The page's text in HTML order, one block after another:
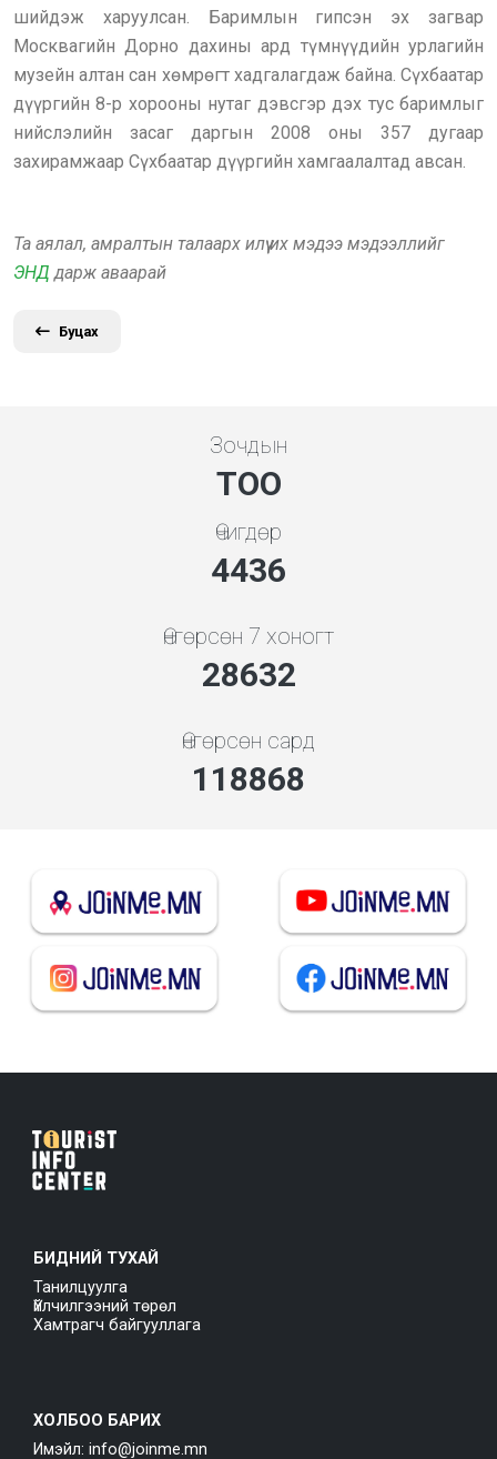
шийдэж харуулсан. Баримлын гипсэн эх загвар
Москвагийн Дорно дахины ард түмнүүдийн урлагийн
музейн алтан сан хөмрөгт хадгалагдаж байна. Сүхбаатар
дүүргийн 8-р хорооны нутаг дэвсгэр дэх тус баримлыг
нийслэлийн засаг даргын 2008 оны 357 дугаар
захирамжаар Сүхбаатар дүүргийн хамгаалалтад авсан.
Та аялал, амралтын талаарх илүү их мэдээ мэдээллийг
ЭНД дарж аваарай
Буцах
Зочдын
ТОО
Өчигдөр
4778
Өнгөрсөн 7 хоногт
30835
Өнгөрсөн сард
128011
БИДНИЙ ТУХАЙ
Танилцуулга
Үйлчилгээний төрөл
Хамтрагч байгууллага
ХОЛБОО БАРИХ
Имэйл: info@joinme.mn